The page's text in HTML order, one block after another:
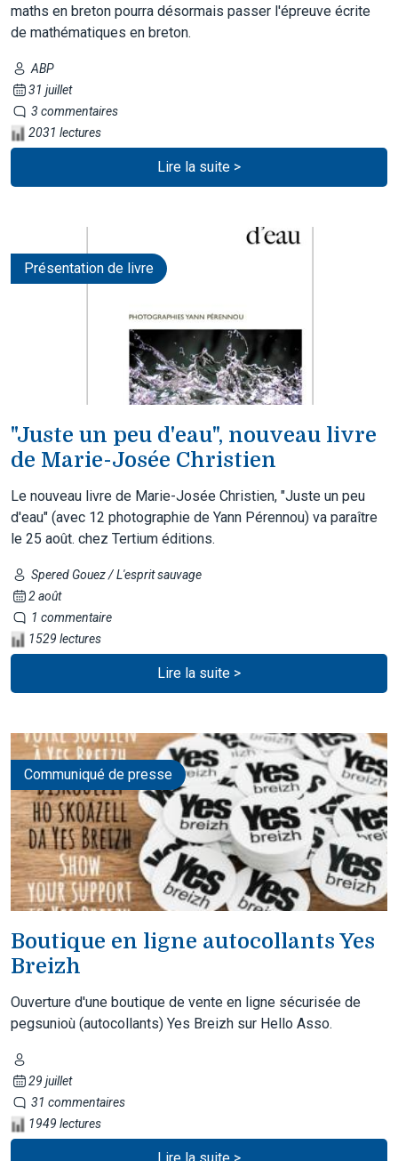
maths en breton pourra désormais passer l'épreuve écrite
de mathématiques en breton.
ABP
31 juillet
3 commentaires
2031 lectures
Lire la suite >
Présentation de livre
"Juste un peu d'eau", nouveau livre
de Marie-Josée Christien
Le nouveau livre de Marie-Josée Christien, "Juste un peu
d'eau" (avec 12 photographie de Yann Pérennou) va paraître
le 25 août. chez Tertium éditions.
Spered Gouez / L'esprit sauvage
2 août
1 commentaire
1529 lectures
Lire la suite >
Communiqué de presse
Boutique en ligne autocollants Yes
Breizh
Ouverture d'une boutique de vente en ligne sécurisée de
pegsunioù (autocollants) Yes Breizh sur Hello Asso.
29 juillet
31 commentaires
1949 lectures
Lire la suite >